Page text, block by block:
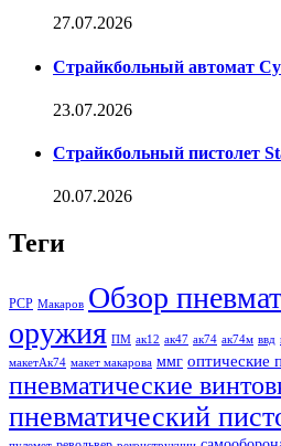
27.07.2026
Страйкбольный автомат
23.07.2026
Страйкбольный пистолет
20.07.2026
Теги
PCP Макаров Обзор
оружия ПМ ак12 ак47 ак74 ак74м ввд
макетАк74 макет макарова ммг оптические
пневматические
пневматический